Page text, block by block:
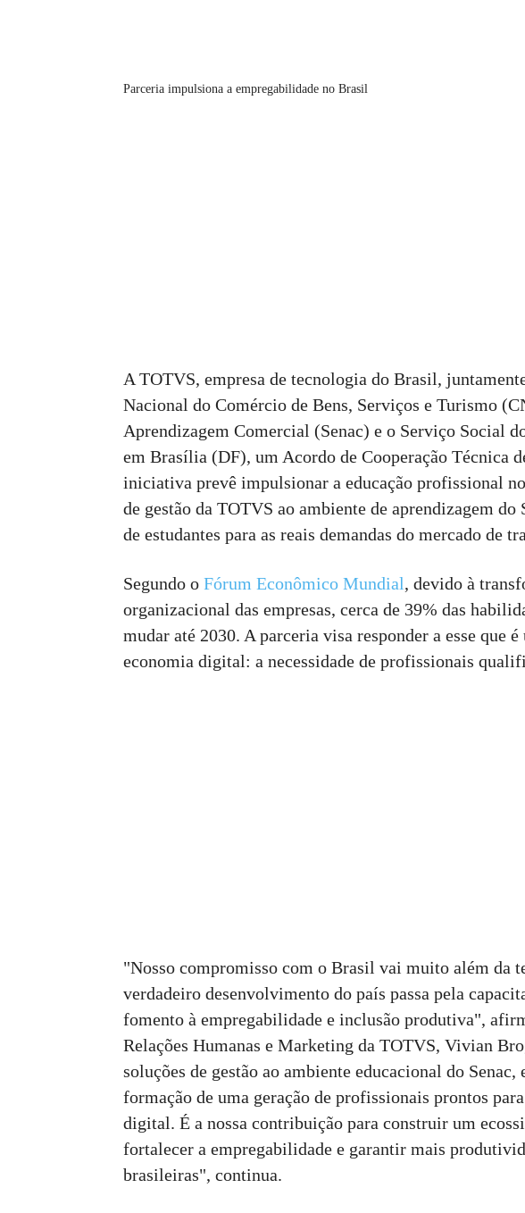
Parceria impulsiona a empregabilidade no Brasil
A TOTVS, empresa de tecnologia do Brasil,
Nacional do Comércio de Bens, Serviços e Turismo
Aprendizagem Comercial (Senac) e o Serviço Social
em Brasília (DF), um Acordo de Cooperação Técnica
iniciativa prevê impulsionar a educação profissional
de gestão da TOTVS ao ambiente de aprendizagem do
de estudantes para as reais demandas do mercado de
Segundo o Fórum Econômico Mundial, devido à
organizacional das empresas, cerca de 39% das
mudar até 2030. A parceria visa responder a esse que
economia digital: a necessidade de profissionais
"Nosso compromisso com o Brasil vai muito além da
verdadeiro desenvolvimento do país passa pela
fomento à empregabilidade e inclusão produtiva",
Relações Humanas e Marketing da TOTVS, Vivian
soluções de gestão ao ambiente educacional do Senac,
formação de uma geração de profissionais prontos
digital. É a nossa contribuição para construir um
fortalecer a empregabilidade e garantir mais
brasileiras", continua.